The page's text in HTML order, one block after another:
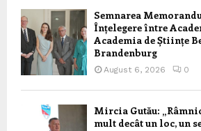
Semnarea
Înțelegere între
Academia de Științe
Brandenburg
August 6, 2026 0
Mircia Gutău:
mult decât un loc, un